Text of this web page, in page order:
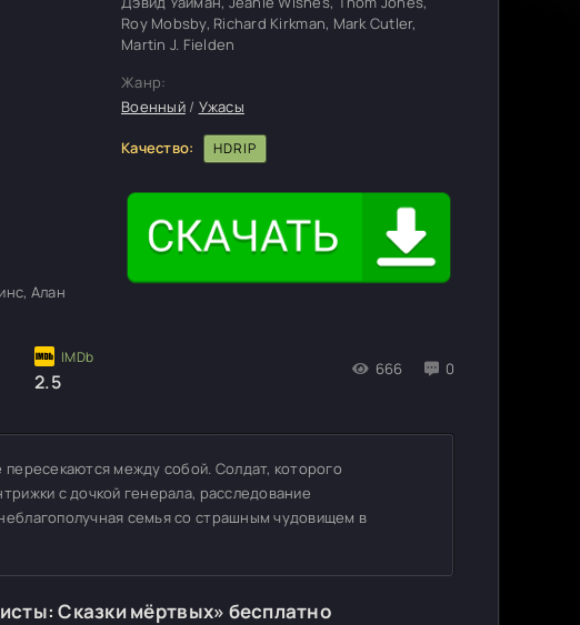
Алан
2.5
666 0
Roy Mobsby, Richard Kirkman, Mark Cutler,
Martin J. Fielden
Жанр:
Военный/ Ужасы
Качество: HDRIP
между собой. Солдат, которого
с дочкой генерала, расследование
семья со страшным чудовищем в
Сказки мёртвых» бесплатно